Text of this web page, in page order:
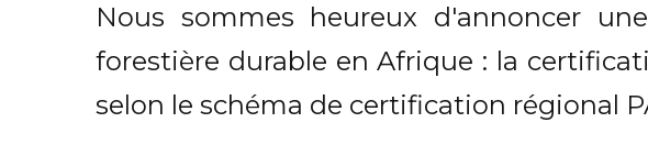
Nous sommes heureux d'annoncer
forestière durable en Afrique : la
selon le schéma de certification régional